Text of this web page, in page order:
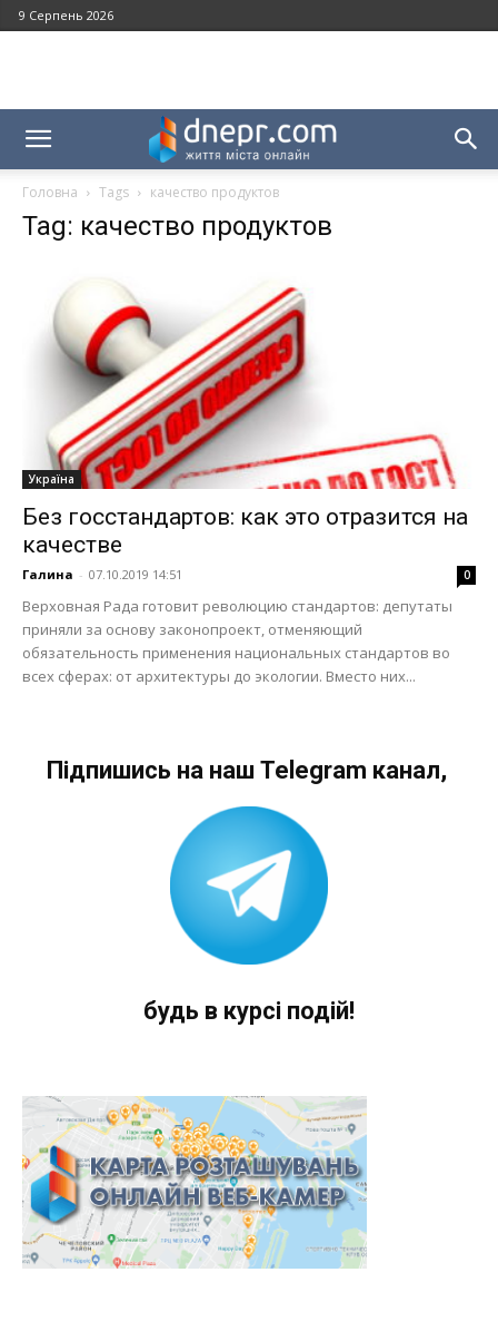
9 Серпень 2026
Головна Tags качество продуктов
Tag: качество продуктов
Україна
Без госстандартов: как это отразится на
качестве
Галина - 07.10.2019 14:51 0
Верховная Рада готовит революцию стандартов: депутаты
приняли за основу законопроект, отменяющий
обязательность применения национальных стандартов во
всех сферах: от архитектуры до экологии. Вместо них...
Підпишись на наш Telegram канал,
будь в курсі подій!